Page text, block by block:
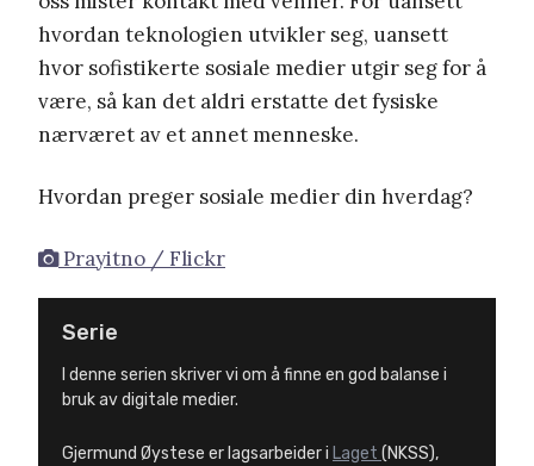
hvordan teknologien utvikler seg, uansett
hvor sofistikerte sosiale medier utgir seg for å
være, så kan det aldri erstatte det fysiske
nærværet av et annet menneske.
Hvordan preger sosiale medier din hverdag?
Prayitno / Flickr
Serie
I denne serien skriver vi om å finne en god balanse i
bruk av digitale medier.
Gjermund Øystese er lagsarbeider i Laget (NKSS),